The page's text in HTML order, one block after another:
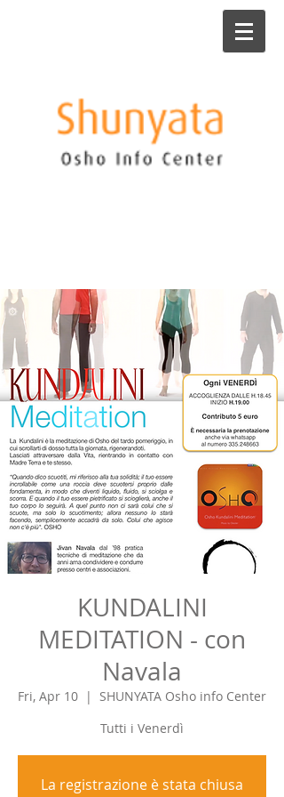
KUNDALINI
MEDITATION - con
Navala
Fri, Apr 10
  |
SHUNYATA Osho info Center
Tutti i Venerdì
La registrazione è stata chiusa